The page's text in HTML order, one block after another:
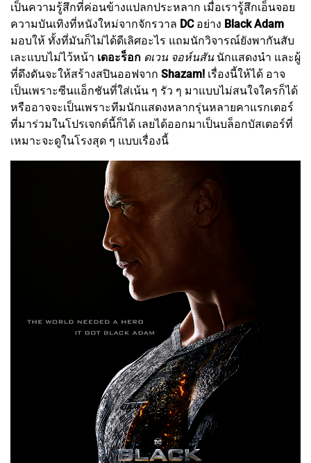
เป็นความรู้สึกที่ค่อนข้างแปลกประหลาก เมื่อเรารู้สึกเอ็นจอย
ความบันเทิงที่หนังใหม่จากจักรวาล DCอย่าง Black Adam
มอบให้ ทั้งที่มันก็ไม่ได้ดีเลิศอะไร แถมนักวิจารณ์ยังพากันสับ
เละแบบไม่ไว้หน้า เดอะร็อก ดเวน จอห์นสัน นักแสดงนำ และผู้
ที่ดึงดันจะให้สร้างสปินออฟจาก Shazam! เรื่องนี้ให้ได้ อาจ
เป็นเพราะซีนแอ็กชันที่ใส่เน้น ๆ รัว ๆ มาแบบไม่สนใจใครก็ได้
หรืออาจจะเป็นเพราะทีมนักแสดงหลากรุ่นหลายคาแรกเตอร์
ที่มาร่วมในโปรเจกต์นี้ก็ได้ เลยได้ออกมาเป็นบล็อกบัสเตอร์ที่
เหมาะจะดูในโรงสุด ๆ แบบเรื่องนี้